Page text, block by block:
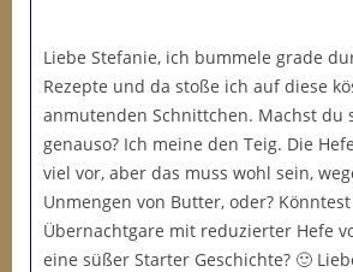
Liebe Stefanie, ich bummele grade
Rezepte und da stoße ich auf diese
anmutenden Schnittchen. Machst du
genauso? Ich meine den Teig. Die
viel vor, aber das muss wohl sein,
Unmengen von Butter, oder?
Übernachtgare mit reduzierter Hefe
eine süßer Starter Geschichte? 🙂